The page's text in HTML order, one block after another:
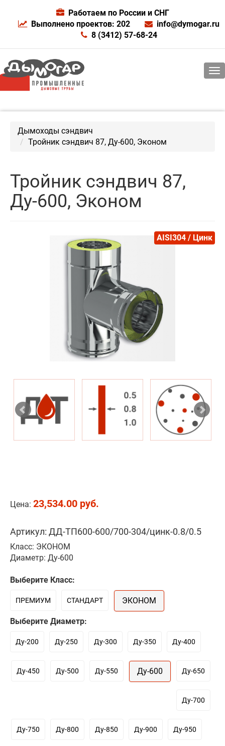
Работаем по России и СНГ
Выполнено проектов: 202
info@dymogar.ru
8 (3412) 57-68-24
Дымоходы сэндвич
Тройник сэндвич 87, Ду-600, Эконом
Тройник сэндвич 87,
Ду-600, Эконом
AISI304 / Цинк
Цена: 23,534.00 руб.
Артикул: ДД-ТП600-600/700-304/цинк-0.8/0.5
Класс: ЭКОНОМ
Диаметр: Ду-600
Выберите Класс:
ПРЕМИУМ СТАНДАРТ ЭКОНОМ
Выберите Диаметр:
Ду-200 Ду-250 Ду-300 Ду-350 Ду-400
Ду-450 Ду-500 Ду-550 Ду-600 Ду-650
Ду-700
Ду-750 Ду-800 Ду-850 Ду-900 Ду-950